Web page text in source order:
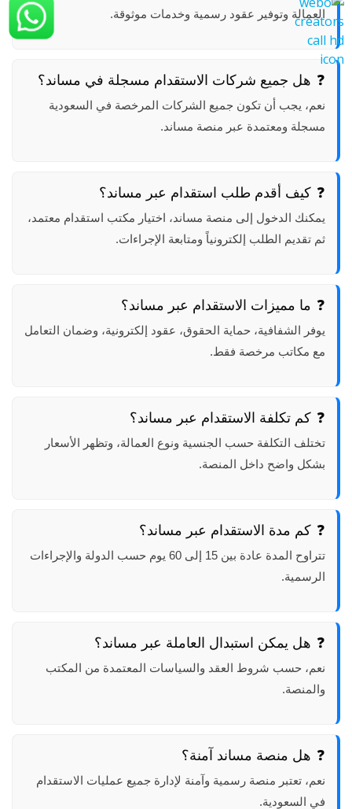
العمالة وتوفير عقود رسمية وخدمات موثوقة.
هل جميع شركات الاستقدام مسجلة في مساند؟
نعم، يجب أن تكون جميع الشركات المرخصة في السعودية
مسجلة ومعتمدة عبر منصة مساند.
كيف أقدم طلب استقدام عبر مساند؟
يمكنك الدخول إلى منصة مساند، اختيار مكتب استقدام معتمد،
ثم تقديم الطلب إلكترونياً ومتابعة الإجراءات.
ما مميزات الاستقدام عبر مساند؟
يوفر الشفافية، حماية الحقوق، عقود إلكترونية، وضمان التعامل
مع مكاتب مرخصة فقط.
كم تكلفة الاستقدام عبر مساند؟
تختلف التكلفة حسب الجنسية ونوع العمالة، وتظهر الأسعار
بشكل واضح داخل المنصة.
كم مدة الاستقدام عبر مساند؟
تتراوح المدة عادة بين 15 إلى 60 يوم حسب الدولة والإجراءات
الرسمية.
هل يمكن استبدال العاملة عبر مساند؟
نعم، حسب شروط العقد والسياسات المعتمدة من المكتب
والمنصة.
هل منصة مساند آمنة؟
نعم، تعتبر منصة رسمية وآمنة لإدارة جميع عمليات الاستقدام
في السعودية.